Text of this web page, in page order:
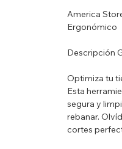
America
Ergonómico
Descripción
Optimiza tu
Esta
segura y
rebanar.
cortes